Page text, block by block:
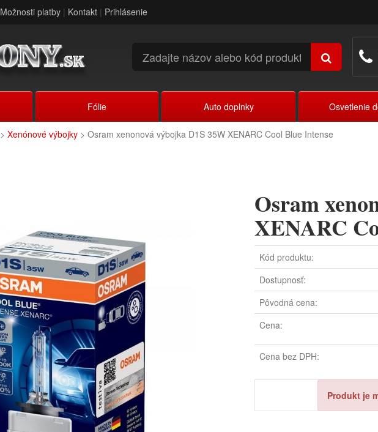
Možnosti platby | Kontakt | Prihlásenie
Fólie Auto doplnky Osvetlenie
> Xenónové výbojky > Osram xenonová výbojka D1S 35W XENARC Cool Blue Intense
Osram
XENARC
Kód produktu:
Dostupnosť:
Pôvodná cena:
Cena:
Cena bez DPH:
Produkt je